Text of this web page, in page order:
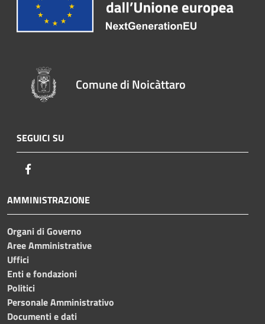
Comune di Noicàttaro
SEGUICI SU
AMMINISTRAZIONE
Organi di Governo
Aree Amministrative
Uffici
Enti e fondazioni
Politici
Personale Amministrativo
Documenti e dati